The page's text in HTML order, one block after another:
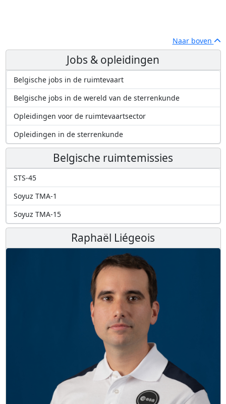
Naar boven
Jobs & opleidingen
Belgische jobs in de ruimtevaart
Belgische jobs in de wereld van de sterrenkunde
Opleidingen voor de ruimtevaartsector
Opleidingen in de sterrenkunde
Belgische ruimtemissies
STS-45
Soyuz TMA-1
Soyuz TMA-15
Raphaël Liégeois